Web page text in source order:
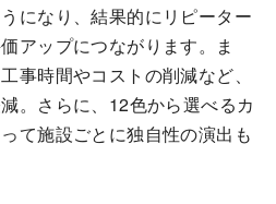
になり、結果的にリピーター
アップにつながります。ま
事時間やコストの削減など、
。さらに、12色から選べるカ
て施設ごとに独自性の演出も